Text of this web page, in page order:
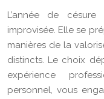
L’année de
improvisée. Elle se
manières de la
distincts. Le choix
expérience
personnel, vous